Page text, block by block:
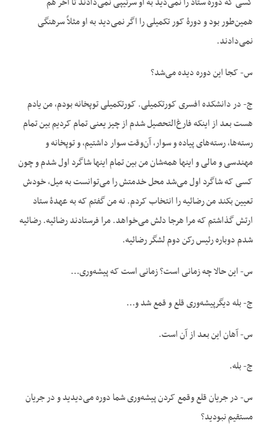
همین‌طور بود و دورۀ کور تکمیلی را اگر نمی‌دید به او مثلاً سرهنگی
نمی‌دادند.
س- کجا این دوره دیده می‌شد؟
ج- در دانشکده افسری کورتکمیلی. کورتکمیلی توپخانه بودم، من یادم
هست بعد از اینکه فارغ‌التحصیل شدم از چیز یعنی تمام کردیم بین تمام
رسته‌ها، رسته‌های پیاده و سوار، آن‌وقت سوار داشتیم، و توپخانه و
مهندسی و مالی و این‏ها همه‌شان من بین تمام این‏ها شاگرد اول شدم و چون
کسی که شاگرد اول می‌شد محل خدمتش را می‌توانست به میل، خودش
تعیین بکند من رضائیه را انتخاب کردم. نه من گفتم که به عهدۀ ستاد
ارتش گذاشتم که مرا هرجا دلش می‌خواهد. مرا فرستادند رضائیه. رضائیه
شدم دوباره رئیس رکن دوم لشگر رضائیه.
س- این حالا چه زمانی است؟ زمانی است که پیشه‌وری…
ج- بله دیگرپیشه‌وری قلع و قمع شد و…
س- آهان این بعد از آن است.
ج- بله.
س- در جریان قلع وقمع کردن پیشه‌وری شما دوره می‌دیدید و در جریان
مستقیم نبودید؟